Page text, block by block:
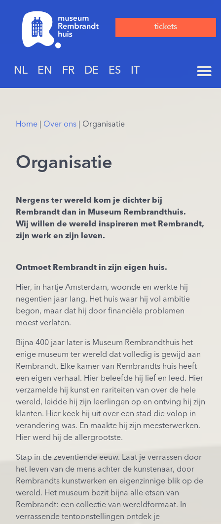
tickets
NL EN FR DE ES IT
Home Over ons Organisatie
Organisatie
Nergens ter wereld kom je dichter bij
Rembrandt dan in Museum Rembrandthuis.
Wij willen de wereld inspireren met Rembrandt,
zijn werk en zijn leven.
Ontmoet Rembrandt in zijn eigen huis.
Hier, in hartje Amsterdam, woonde en werkte hij
negentien jaar lang. Het huis waar hij vol ambitie
begon, maar dat hij door financiële problemen
moest verlaten.
Bijna 400 jaar later is Museum Rembrandthuis het
enige museum ter wereld dat volledig is gewijd aan
Rembrandt. Elke kamer van Rembrandts huis heeft
een eigen verhaal. Hier beleefde hij lief en leed. Hier
verzamelde hij kunst en rariteiten van over de hele
wereld, leidde hij zijn leerlingen op en ontving hij zijn
klanten. Hier keek hij uit over een stad die volop in
verandering was. En maakte hij zijn meesterwerken.
Hier werd hij de allergrootste.
Stap in de zeventiende eeuw. Laat je verrassen door
het leven van de mens achter de kunstenaar, door
Rembrandts kunstwerken en eigenzinnige blik op de
wereld. Het museum bezit bijna alle etsen van
Rembrandt: een collectie van wereldformaat. In
verrassende tentoonstellingen ontdek je